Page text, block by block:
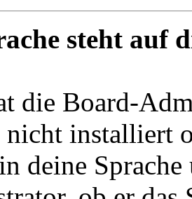
steht auf
die Board-
nicht installiert
deine